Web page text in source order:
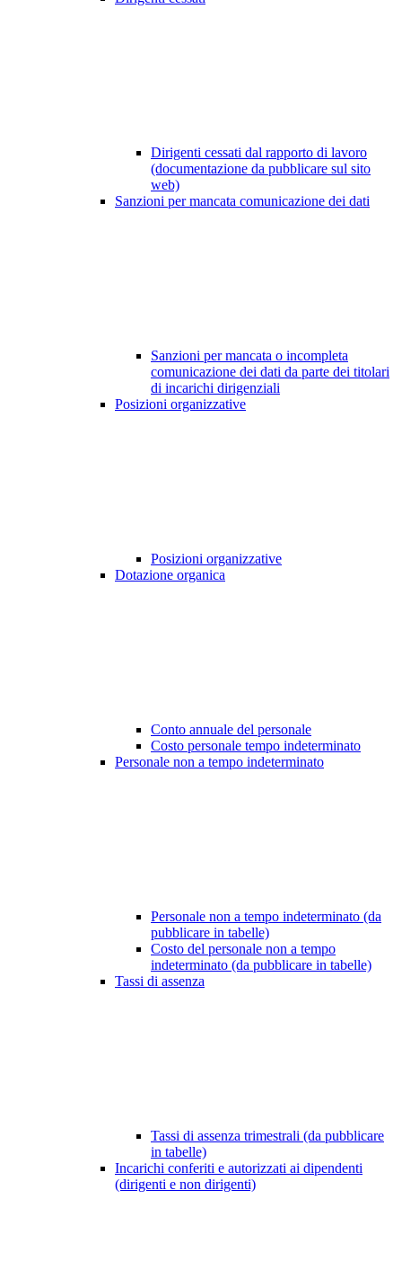
Dirigenti cessati dal rapporto di lavoro
(documentazione da pubblicare sul sito
web)
Sanzioni per mancata comunicazione dei dati
Sanzioni per mancata o incompleta
comunicazione dei dati da parte dei titolari
di incarichi dirigenziali
Posizioni organizzative
Posizioni organizzative
Dotazione organica
Conto annuale del personale
Costo personale tempo indeterminato
Personale non a tempo indeterminato
Personale non a tempo indeterminato (da
pubblicare in tabelle)
Costo del personale non a tempo
indeterminato (da pubblicare in tabelle)
Tassi di assenza
Tassi di assenza trimestrali (da pubblicare
in tabelle)
Incarichi conferiti e autorizzati ai dipendenti
(dirigenti e non dirigenti)